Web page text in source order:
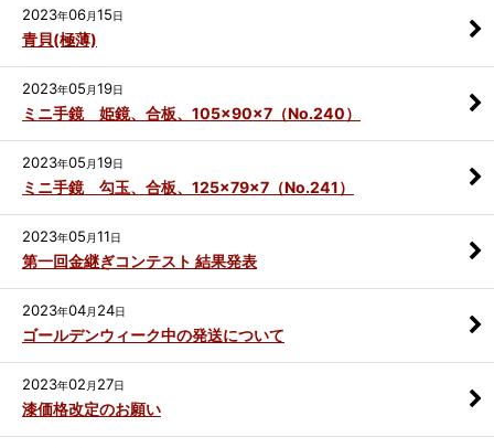
2023年06月15日
青貝(極薄)
2023年05 月19日
ミニ手鏡 姫鏡、合板、105×90×7（No.240）
2023年05 月19日
ミニ手鏡 勾玉、合板、125×79×7（No.241）
2023年05 月11日
第一回金継ぎコンテスト 結果発表
2023年04月 24日
ゴールデンウィーク中の発送について
2023年02 月 27日
漆価格改定のお願い